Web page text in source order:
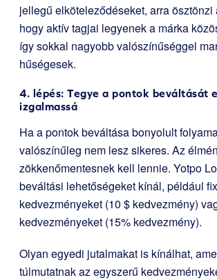
jellegű elköteleződéseket, arra ösztönzi
hogy aktív tagjai legyenek a márka
így sokkal nagyobb valószínűséggel
hűségesek.
4. lépés: Tegye a pontok beváltását
izgalmassá
Ha a pontok beváltása bonyolult
valószínűleg nem lesz sikeres. Az
zökkenőmentesnek kell lennie. Yotpo
beváltási lehetőségeket kínál, például
kedvezményeket (10 $ kedvezmény)
kedvezményeket (15% kedvezmény).
Olyan egyedi jutalmakat is kínálhat,
túlmutatnak az egyszerű